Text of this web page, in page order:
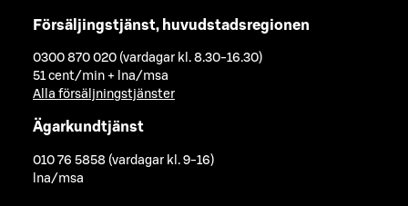
Försäljingstjänst, huvudstadsregionen
0300 870 020 (vardagar kl. 8.30-16.30)
51 cent/min + lna/msa
Alla försäljningstjänster
Ägarkundtjänst
010 76 5858 (vardagar kl. 9-16)
lna/msa